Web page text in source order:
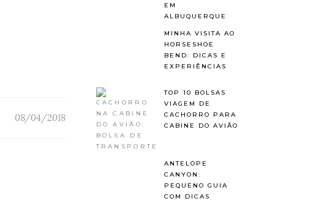
08/04/2018
EM
ALBUQUERQUE
MINHA VISITA AO
HORSESHOE
BEND: DICAS E
EXPERIÊNCIAS
TOP 10 BOLSAS
VIAGEM DE
CACHORRO PARA
CABINE DO AVIÃO
ANTELOPE
CANYON:
PEQUENO GUIA
COM DICAS